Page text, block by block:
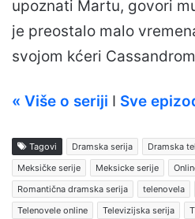
upoznati Martu, govori
je preostalo malo
svojom kćeri
« Više o seriji I Sve
Tagovi Dramska serija
Dramska
Meksičke serije
Meksicke serije
Romantična dramska serija
telenovela
Telenovele online
Televizijska serija